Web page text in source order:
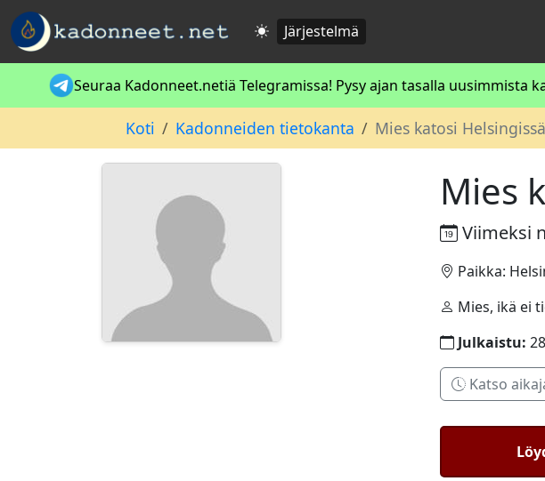
Järjestelmä
Seuraa Kadonneet.netiä Telegramissa! Pysy ajan tasalla
Koti Kadonneiden tietokanta Mies katosi Helsingissä
Mies
Viimeksi
Paikka:
Mies, ikä ei
Julkaistu:
Katso